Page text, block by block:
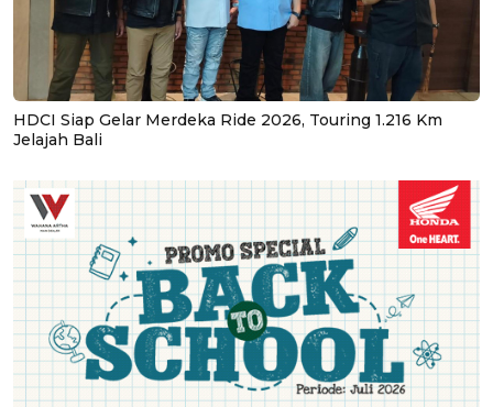
HDCI Siap Gelar Merdeka Ride 2026, Touring 1.216 Km
Jelajah Bali